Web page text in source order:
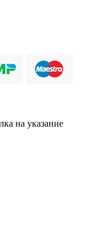
на указание